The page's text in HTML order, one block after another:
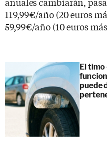
119,99 €/año (20 euros
59,99 €/año (10 euros
El timo
puede